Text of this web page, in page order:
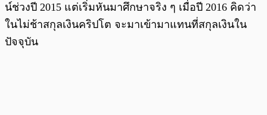
น์ช่วงปี 2015 แต่เริ่มหันมาศึกษาจริง ๆ เมื่อปี 2016 คิดว่า
ในไม่ช้าสกุลเงินคริปโต จะมาเข้ามาแทนที่สกุลเงินใน
ปัจจุบัน